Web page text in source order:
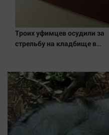
Отдых
Персона
Светская жизнь
Тенденции
Точка на карте
Троих уфимцев осудили за
стрельбу на кладбище в